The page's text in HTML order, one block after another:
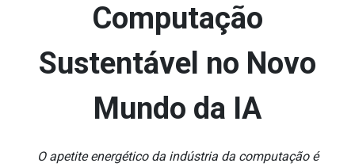
Computação
Sustentável no Novo
Mundo da IA
O apetite energético da indústria da computação é